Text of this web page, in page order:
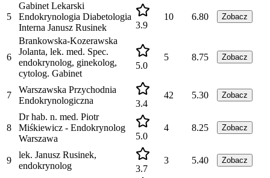
5
Gabinet Lekarski
Endokrynologia Diabetologia
Interna Janusz Rusinek
3.9
10 6.80 Zobacz
6
Brankowska-Kozerawska
Jolanta, lek. med. Spec.
endokrynolog, ginekolog,
cytolog. Gabinet
5.0
5 8.75 Zobacz
7
Warszawska Przychodnia
Endokrynologiczna
3.4
42 5.30 Zobacz
8
Dr hab. n. med. Piotr
Miśkiewicz - Endokrynolog
Warszawa
5.0
4 8.25 Zobacz
9
lek. Janusz Rusinek,
endokrynolog
3.7
3 5.40 Zobacz